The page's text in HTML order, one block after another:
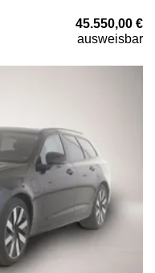
45.550,00 €
ausweisbar